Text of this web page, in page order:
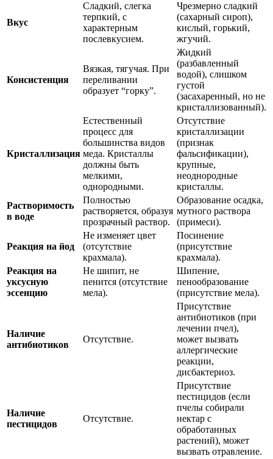
Вкус
Сладкий, слегка
терпкий, с
характерным
послевкусием.
Чрезмерно сладкий
(сахарный сироп),
кислый, горький,
жгучий.
Консистенция
Вязкая, тягучая. При
переливании
образует “горку”.
Жидкий
(разбавленный
водой), слишком
густой
(засахаренный, но не
кристаллизованный).
Кристаллизация
Естественный
процесс для
большинства видов
меда. Кристаллы
должны быть
мелкими,
однородными.
Отсутствие
кристаллизации
(признак
фальсификации),
крупные,
неоднородные
кристаллы.
Растворимость
в воде
Полностью
растворяется, образуя
прозрачный раствор.
Образование осадка,
мутного раствора
(примеси).
Реакция на йод
Не изменяет цвет
(отсутствие
крахмала).
Посинение
(присутствие
крахмала).
Реакция на
уксусную
эссенцию
Не шипит, не
пенится (отсутствие
мела).
Шипение,
пенообразование
(присутствие мела).
Наличие
антибиотиков
Отсутствие.
Присутствие
антибиотиков (при
лечении пчел),
может вызвать
аллергические
реакции,
дисбактериоз.
Наличие
пестицидов
Отсутствие.
Присутствие
пестицидов (если
пчелы собирали
нектар с
обработанных
растений), может
вызвать отравление.